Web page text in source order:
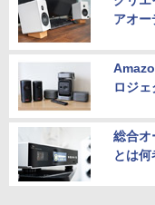
アオー
ロジ
総合オ
とは何